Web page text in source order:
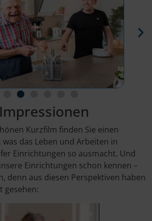
Kurzfilm finden Sie einen
das Leben und Arbeiten in
Einrichtungen so ausmacht. Und
Einrichtungen schon kennen –
denn aus diesen Perspektiven haben
gesehen: